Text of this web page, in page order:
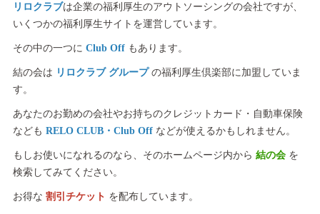
リロクラブは企業の福利厚生のアウトソーシングの会社ですが、
いくつかの福利厚生サイトを運営しています。
その中の一つに Club Offもあります。
結の会は リロクラブ グループ の福利厚生倶楽部に加盟していま
す。
あなたのお勤めの会社やお持ちのクレジットカード・自動車保険
なども RELO CLUB・Club Offなどが使えるかもしれません。
もしお使いになれるのなら、そのホームページ内から 結の会を
検索してみてください。
お得な 割引チケット を配布しています。